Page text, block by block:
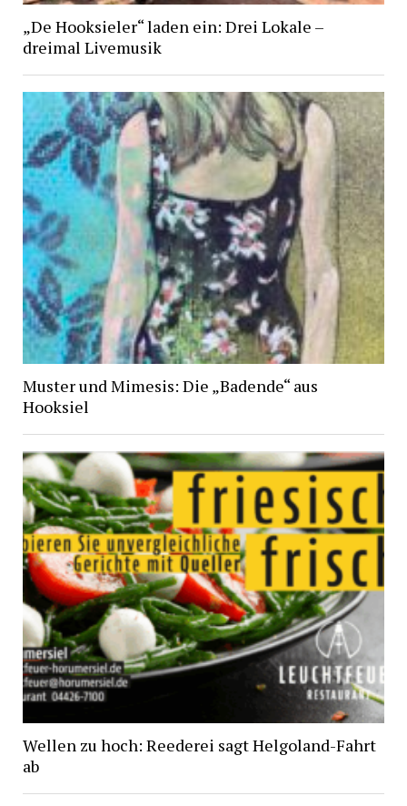
„De Hooksieler“ laden ein: Drei Lokale –
dreimal Livemusik
Muster und Mimesis: Die „Badende“ aus
Hooksiel
Wellen zu hoch: Reederei sagt Helgoland-Fahrt
ab